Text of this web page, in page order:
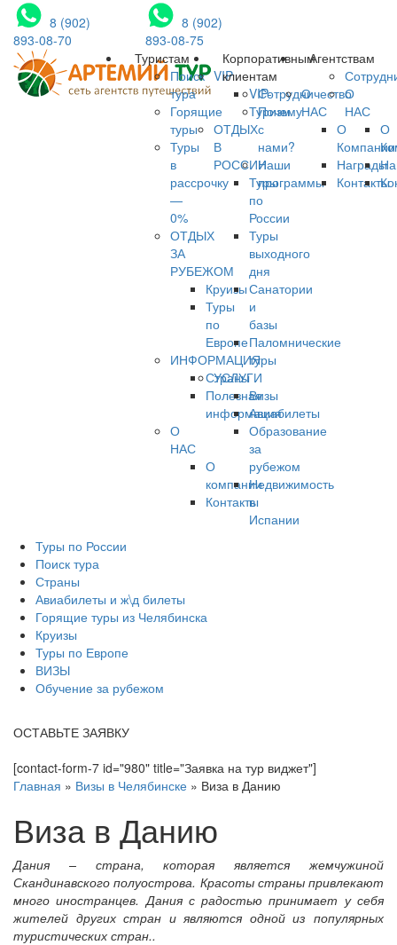
8 (902)
893-08-70
8 (902)
893-08-75
Туристам
Поиск
тура
Горящие
туры
Туры
в
рассрочку
—
0%
ОТДЫХ
ЗА
РУБЕЖОМ
Круизы
Туры
по
Европе
ИНФОРМАЦИЯ
Страны
Полезная
информация
О
НАС
О
компании
Контакты
VIP
VIP-
Туризм
ОТДЫХ
В
РОССИИ
Туры
по
России
Туры
выходного
дня
Санатории
и
базы
Паломнические
туры
УСЛУГИ
Визы
Авиабилеты
Образование
за
рубежом
Недвижимость
в
Испании
Корпоративным
клиентам
Сотрудничество
Почему
с
нами?
Наши
программы
О
НАС
О
Компании
Награды
Контакты
Агентствам
О
НАС
О
Туры по России
Поиск тура
Страны
Авиабилеты и ж\д билеты
Горящие туры из Челябинска
Круизы
Туры по Европе
ВИЗЫ
Обучение за рубежом
ОСТАВЬТЕ ЗАЯВКУ
[contact-form-7 id="980" title="Заявка на тур виджет"]
Главная » Визы в Челябинске » Виза в Данию
Виза в Данию
Дания – страна, которая является жемчужиной
Скандинавского полуострова. Красоты страны привлекают
много иностранцев. Дания с радостью принимает у себя
жителей других стран и являются одной из популярных
туристических стран..